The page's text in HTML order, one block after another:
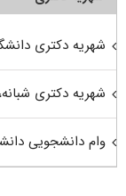
شهریه دکتری
شهریه دکتری
وام دانشجویی